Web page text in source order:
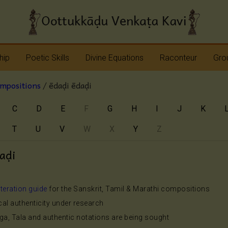
Poetic Skills
Erudition
Imagination
Divine Equations
Krshna
Devi
Shanmukha
Rama
Raconteur
Bhagavatam
Pranavopadesham
Other Operas
/ ēdaḍi ēdaḍi
C D E F G H I J K
T U V W X Y Z
guide for the Sanskrit, Tamil & Marathi compositions
authenticity under research
Tala and authentic notations are being sought